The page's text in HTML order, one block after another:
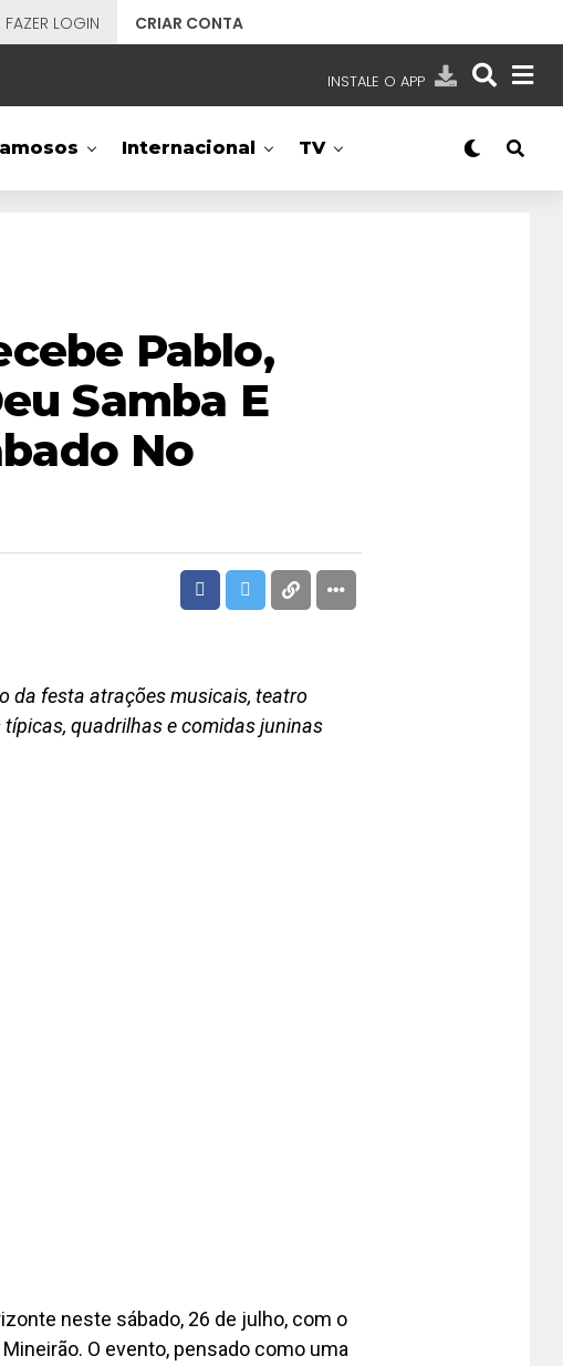
FAZER LOGIN CRIAR CONTA
INSTALE O APP
NOSSAS REDES APP TV SBT
Internacional TV
Pablo,
Samba E
No
da festa atrações musicais, teatro
quadrilhas e comidas juninas
neste sábado, 26 de julho, com o
O evento, pensado como uma